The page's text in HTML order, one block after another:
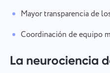
Mayor transparencia de
Coordinación de equipo
La neurociencia